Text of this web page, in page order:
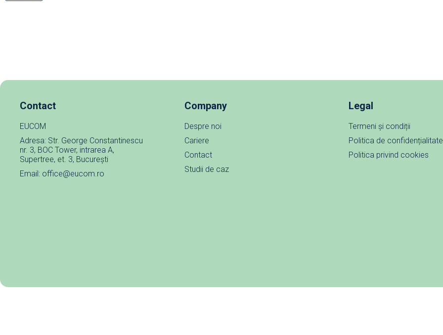
Contact
EUCOM
Adresa: Str. George Constantinescu
nr. 3, BOC Tower, intrarea A,
Supertree, et. 3, București
Email: office@eucom.ro
Company
Despre noi
Cariere
Contact
Studii de caz
Legal
Termeni și condiții
Politica de confidențialitate
Politica privind cookies